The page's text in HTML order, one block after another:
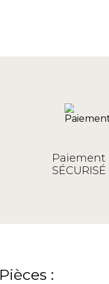
Paiement
SÉCURISÉ
Pièces :